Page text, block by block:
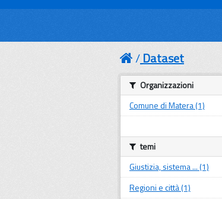
Dataset
Organizzazioni
Comune di Matera (1)
temi
Giustizia, sistema ... (1)
Regioni e città (1)